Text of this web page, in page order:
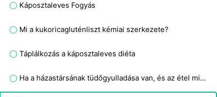
Káposztaleves Fogyás
Mi a kukoricagluténliszt kémiai szerkezete?
Táplálkozás a káposztaleves diéta
Ha a házastársának tüdőgyulladása van, és az étel miatt köhög, meg kell ennie?